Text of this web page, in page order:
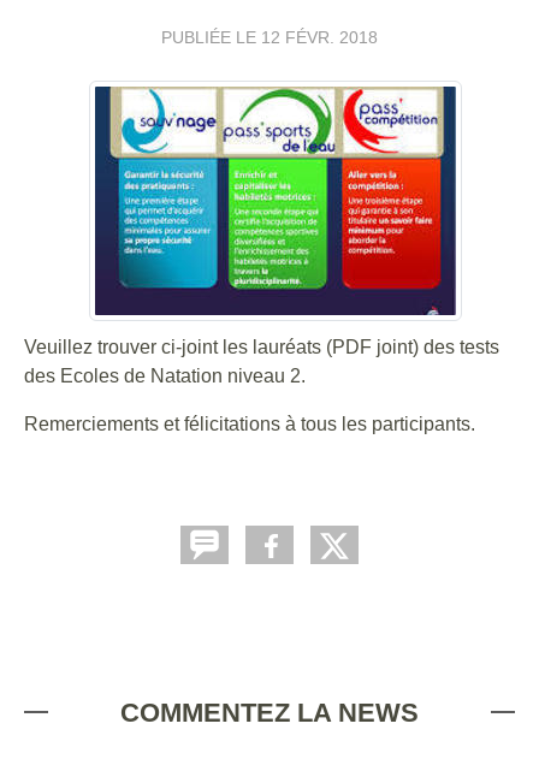
PUBLIÉE LE 12 FÉVR. 2018
Veuillez trouver ci-joint les lauréats (PDF joint) des tests
des Ecoles de Natation niveau 2.
Remerciements et félicitations à tous les participants.
COMMENTEZ LA NEWS